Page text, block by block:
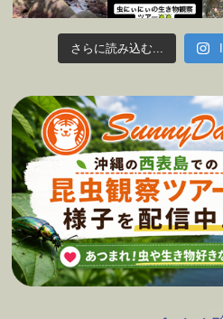
さらに読み込む...